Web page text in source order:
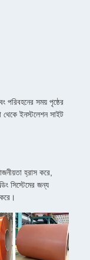
পরিবহনের সময় পৃষ্ঠের
থেকে ইনস্টলেশন সাইট
হ্রাস করে,
সিস্টেমের জন্য